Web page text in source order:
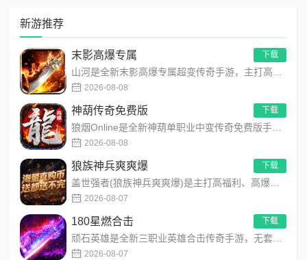
新游推荐
末影高爆专属
2026-08-08
下载
神葫传奇免费版
2026-08-08
下载
狼族神兵爽爽爆
2026-08-07
下载
180星燃合击
2026-08-07
下载